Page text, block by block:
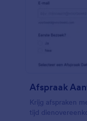
Afspraak
Krijg afspraken
tijd